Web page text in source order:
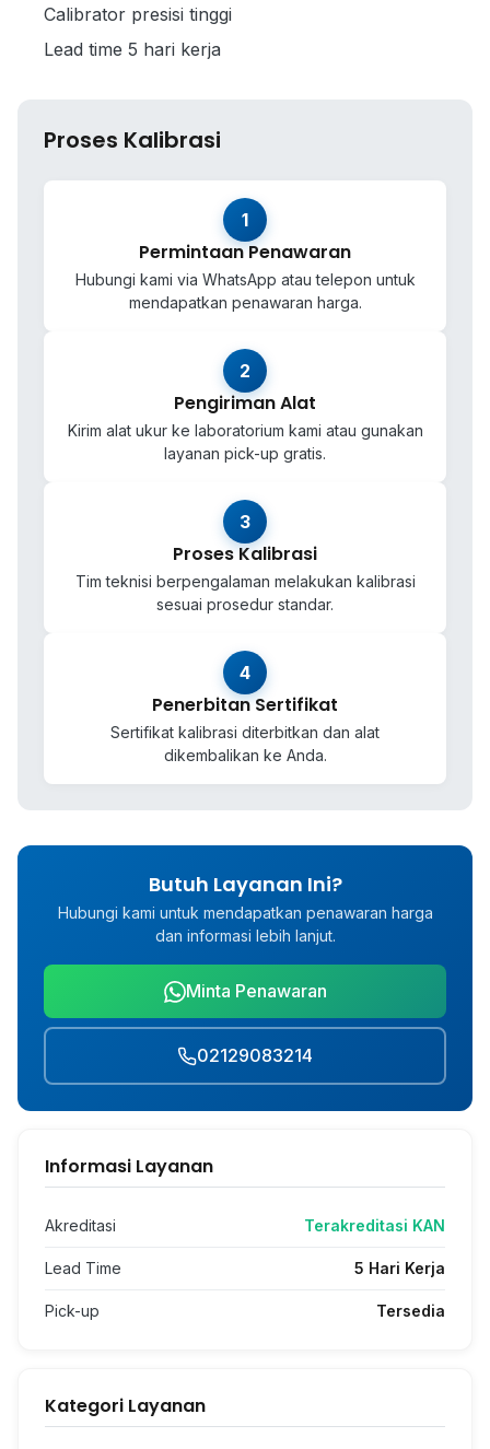
Calibrator presisi tinggi
Lead time 5 hari kerja
Proses Kalibrasi
1
Permintaan Penawaran
Hubungi kami via WhatsApp atau telepon untuk
mendapatkan penawaran harga.
2
Pengiriman Alat
Kirim alat ukur ke laboratorium kami atau gunakan
layanan pick-up gratis.
3
Proses Kalibrasi
Tim teknisi berpengalaman melakukan kalibrasi
sesuai prosedur standar.
4
Penerbitan Sertifikat
Sertifikat kalibrasi diterbitkan dan alat
dikembalikan ke Anda.
Butuh Layanan Ini?
Hubungi kami untuk mendapatkan penawaran harga
dan informasi lebih lanjut.
Minta Penawaran
02129083214
Informasi Layanan
Akreditasi Terakreditasi KAN
Lead Time 5 Hari Kerja
Pick-up Tersedia
Kategori Layanan